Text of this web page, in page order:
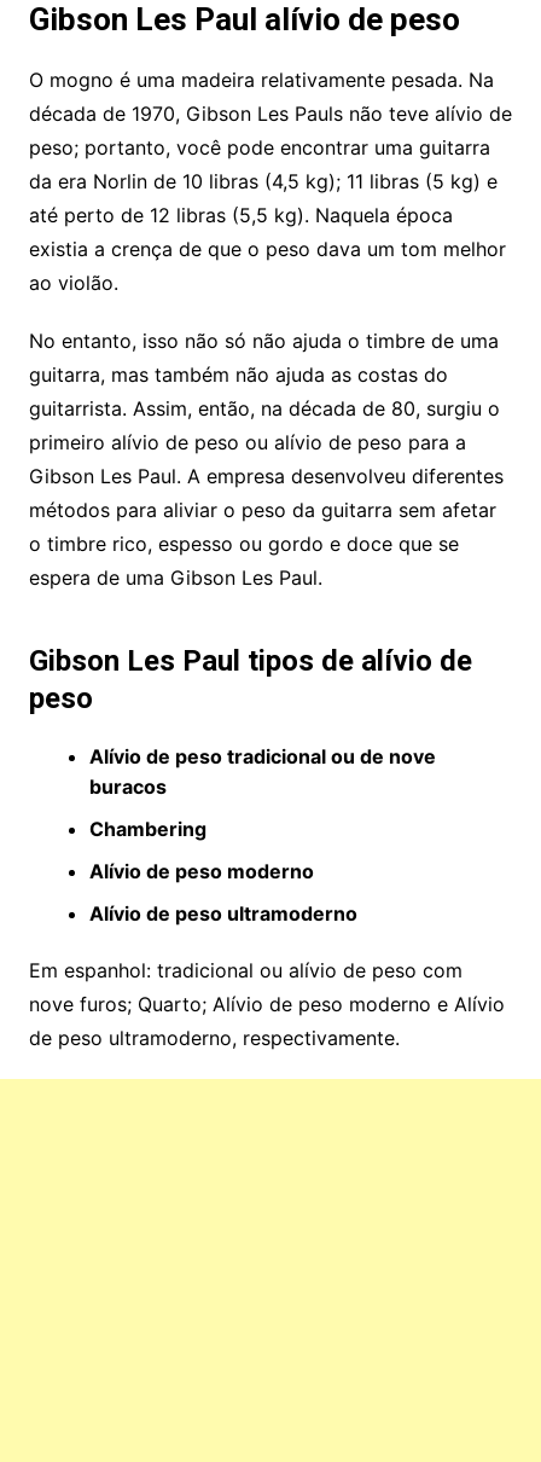
Gibson Les Paul alívio de peso
O mogno é uma madeira relativamente pesada. Na
década de 1970, Gibson Les Pauls não teve alívio de
peso; portanto, você pode encontrar uma guitarra
da era Norlin de 10 libras (4,5 kg); 11 libras (5 kg) e
até perto de 12 libras (5,5 kg). Naquela época
existia a crença de que o peso dava um tom melhor
ao violão.
No entanto, isso não só não ajuda o timbre de uma
guitarra, mas também não ajuda as costas do
guitarrista. Assim, então, na década de 80, surgiu o
primeiro alívio de peso ou alívio de peso para a
Gibson Les Paul. A empresa desenvolveu diferentes
métodos para aliviar o peso da guitarra sem afetar
o timbre rico, espesso ou gordo e doce que se
espera de uma Gibson Les Paul.
Gibson Les Paul tipos de alívio de
peso
Alívio de peso tradicional ou de nove
buracos
Chambering
Alívio de peso moderno
Alívio de peso ultramoderno
Em espanhol: tradicional ou alívio de peso com
nove furos; Quarto; Alívio de peso moderno e Alívio
de peso ultramoderno, respectivamente.